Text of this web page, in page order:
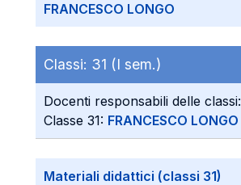
FRANCESCO LONGO
Classi: 31 (I sem.)
Docenti responsabili delle classi:
Classe 31: FRANCESCO LONGO
Materiali didattici (classi 31)